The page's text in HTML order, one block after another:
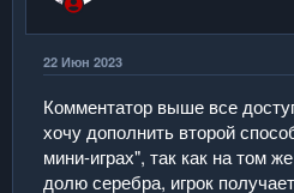
22 Июн 2023
Комментатор выше все
хочу дополнить второй
мини-играх", так как на том
долю серебра, игрок